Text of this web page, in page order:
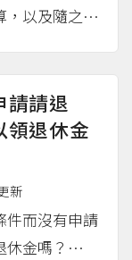
，以及隨之受
計算？可以領
工作年資計
請請退
領退休金
新
件而沒有申請
金嗎？